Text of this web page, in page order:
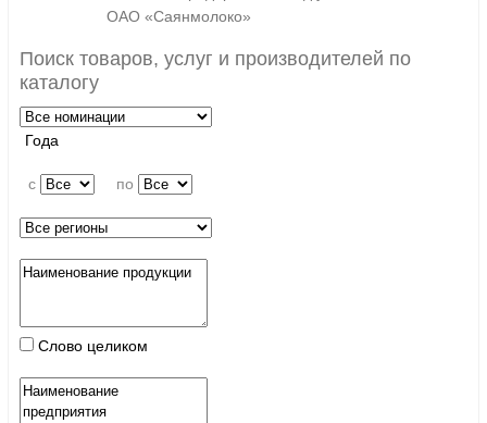
ОАО «Саянмолоко»
Поиск товаров, услуг и производителей по
каталогу
Года
c по
Слово целиком